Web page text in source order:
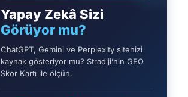
Yapay Zekâ Sizi
Görüyor mu?
ChatGPT, Gemini ve Perplexity sitenizi
kaynak gösteriyor mu? Stradiji’nin GEO
Skor Kartı ile ölçün.